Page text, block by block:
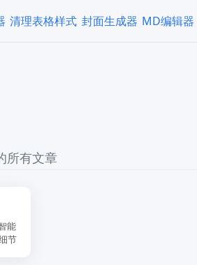
清理表格样式 封面生成器 MD编辑器
所有文章
能
节